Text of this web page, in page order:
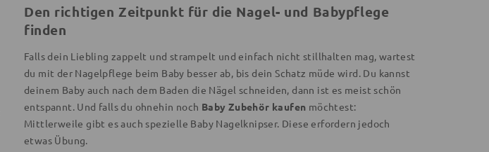
Den richtigen Zeitpunkt für die Nagel- und Babypflege
finden
Falls dein Liebling zappelt und strampelt und einfach nicht stillhalten mag, wartest
du mit der Nagelpflege beim Baby besser ab, bis dein Schatz müde wird. Du kannst
deinem Baby auch nach dem Baden die Nägel schneiden, dann ist es meist schön
entspannt. Und falls du ohnehin noch Baby Zubehör kaufen möchtest:
Mittlerweile gibt es auch spezielle Baby Nagelknipser. Diese erfordern jedoch
etwas Übung.